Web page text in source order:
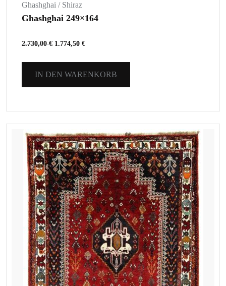
Ghashghai / Shiraz
Ghashghai 249×164
2.730,00€ 1.774,50 €
IN DEN WARENKORB